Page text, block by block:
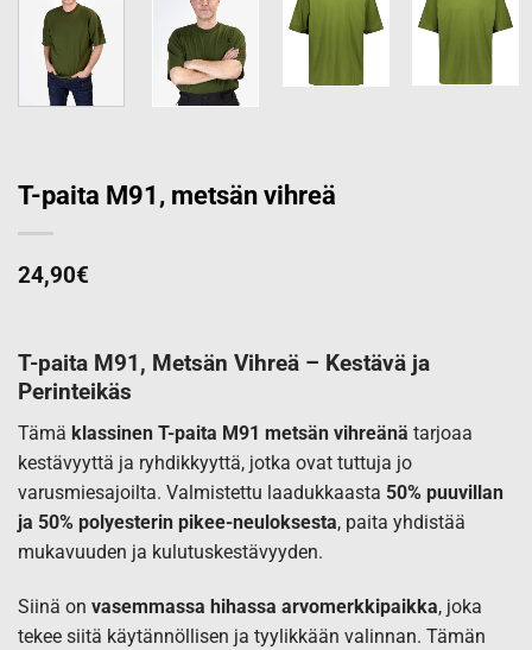
T-paita M91, metsän vihreä
24,90€
T-paita M91, Metsän Vihreä – Kestävä ja
Perinteikäs
Tämä klassinen T-paita M91 metsän vihreänä tarjoaa
kestävyyttä ja ryhdikkyyttä, jotka ovat tuttuja jo
varusmiesajoilta. Valmistettu laadukkaasta 50% puuvillan
ja 50% polyesterin pikee-neuloksesta, paita yhdistää
mukavuuden ja kulutuskestävyyden.
Siinä on vasemmassa hihassa arvomerkkipaikka, joka
tekee siitä käytännöllisen ja tyylikkään valinnan. Tämän